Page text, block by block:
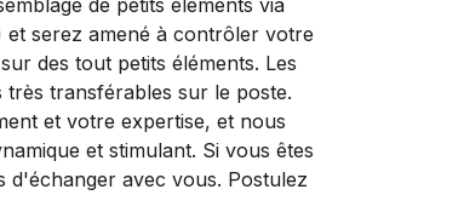
de petits éléments via
et serez amené à contrôler votre
des tout petits éléments. Les
transférables sur le poste.
et votre expertise, et nous
et stimulant. Si vous êtes
avec vous. Postulez